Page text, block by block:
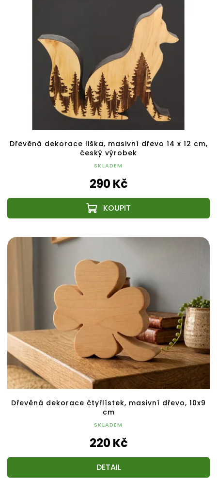
Dřevěná dekorace liška, masivní dřevo 14 x 12 cm,
český výrobek
SKLADEM
290 Kč
Dřevěná dekorace čtyřlístek, masivní dřevo, 10x9
cm
SKLADEM
220 Kč
DETAIL